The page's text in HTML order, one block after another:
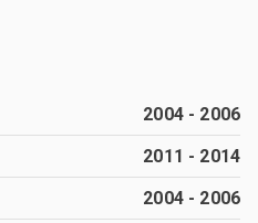
2004- 2006
2011 - 2014
2004- 2006